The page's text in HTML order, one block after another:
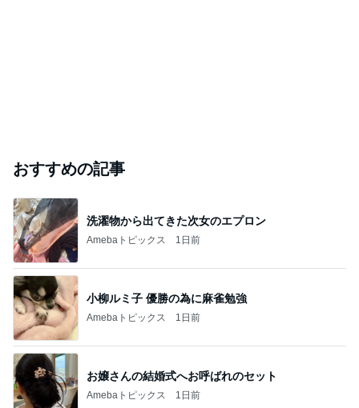
おすすめの記事
洗濯物から出てきた次女のエプロン
Amebaトピックス 1日前
小柳ルミ子 優勝の為に麻雀勉強
Amebaトピックス 1日前
お嬢さんの結婚式へお呼ばれのセット
Amebaトピックス 1日前